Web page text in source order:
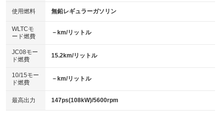
100V電源
：装備なし
センターデフロック
：装備なし
電動格納ミラー
：装備あり
バックカメラ
エアロ
：装備なし
ローダウン
：装備なし
ベンチシート
：装備なし
チップアップシート
：装備なし
使用燃料 無鉛レギュラーガソリン
WLTCモ
ード燃費
－km/リットル
JC08モー
ド燃費
15.2km/リットル
10/15モー
ド燃費
－km/リットル
最高出力 147ps(108kW)/5600rpm